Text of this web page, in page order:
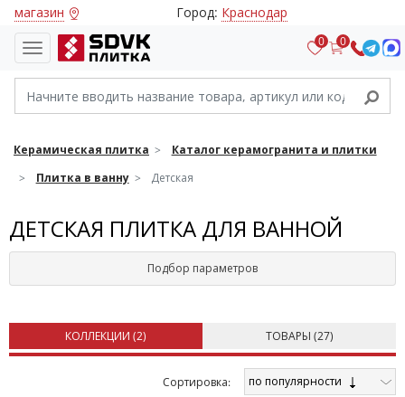
магазин Город: Краснодар
0 0
Керамическая плитка
Каталог керамогранита и плитки
Плитка в ванну
Детская
ДЕТСКАЯ ПЛИТКА ДЛЯ ВАННОЙ
Подбор параметров
КОЛЛЕКЦИИ (2) ТОВАРЫ (27)
Cортировка: по популярности